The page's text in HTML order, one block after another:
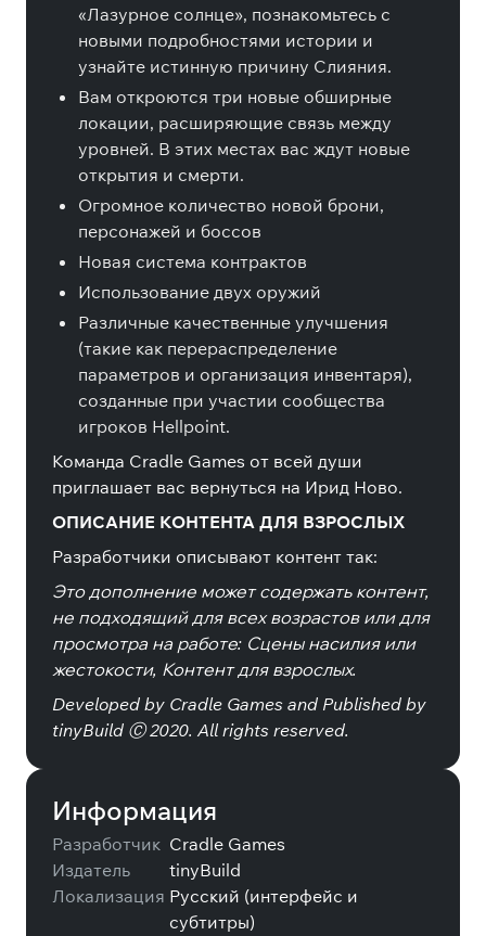
«Лазурное солнце», познакомьтесь с
новыми подробностями истории и
узнайте истинную причину Слияния.
Вам откроются три новые обширные
локации, расширяющие связь между
уровней. В этих местах вас ждут новые
открытия и смерти.
Огромное количество новой брони,
персонажей и боссов
Новая система контрактов
Использование двух оружий
Различные качественные улучшения
(такие как перераспределение
параметров и организация инвентаря),
созданные при участии сообщества
игроков Hellpoint.
Команда Cradle Games от всей души
приглашает вас вернуться на Ирид Ново.
ОПИСАНИЕ КОНТЕНТА ДЛЯ ВЗРОСЛЫХ
Разработчики описывают контент так:
Это дополнение может содержать контент,
не подходящий для всех возрастов или для
просмотра на работе: Сцены насилия или
жестокости, Контент для взрослых.
Developed by Cradle Games and Published by
tinyBuild Ⓒ 2020. All rights reserved.
Информация
Разработчик Cradle Games
Издатель
tinyBuild
Локализация Русский (интерфейс и
субтитры)